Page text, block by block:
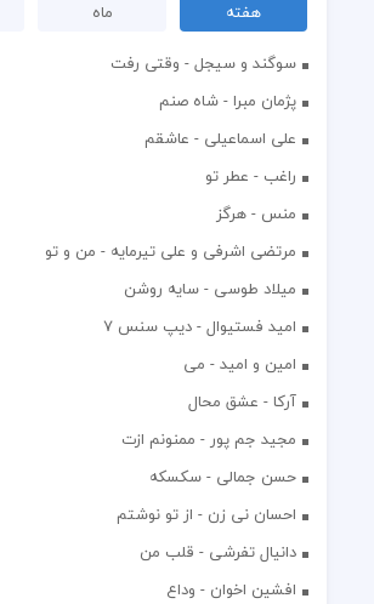
هفته ماه
سوگند و سیجل - وقتی رفت
پژمان مبرا - شاه صنم
علی اسماعیلی - عاشقم
راغب - عطر تو
منس - هرگز
مرتضی اشرفی و علی تیرمایه - من و تو
میلاد طوسی - سایه روشن
اميد فستيوال - ديپ سنس ۷
امین و امید - می
آرکا - عشق محال
مجید جم پور - ممنونم ازت
حسن جمالی - سکسکه
احسان نی زن - از تو نوشتم
دانیال تفرشی - قلب من
افشين اخوان - وداع